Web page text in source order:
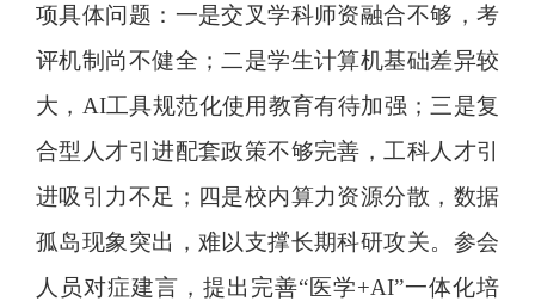
项具体问题：一是交叉学科师资融合不够，考
评机制尚不健全；二是学生计算机基础差异较
大，AI工具规范化使用教育有待加强；三是复
合型人才引进配套政策不够完善，工科人才引
进吸引力不足；四是校内算力资源分散，数据
孤岛现象突出，难以支撑长期科研攻关。参会
人员对症建言，提出完善“医学+AI”一体化培